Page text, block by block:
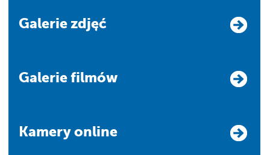
Galerie zdjęć
Galerie filmów
Kamery online